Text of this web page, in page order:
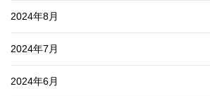
2024年8月
2024年7月
2024年6月